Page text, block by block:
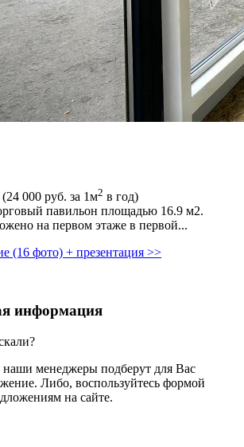
000 руб. за 1м2 в год)
павильон площадью 16.9 м2.
на первом этаже в первой...
(16 фото) + презентация >>
информация
наши менеджеры подберут для Вас
Либо, воспользуйтесь формой
на сайте.